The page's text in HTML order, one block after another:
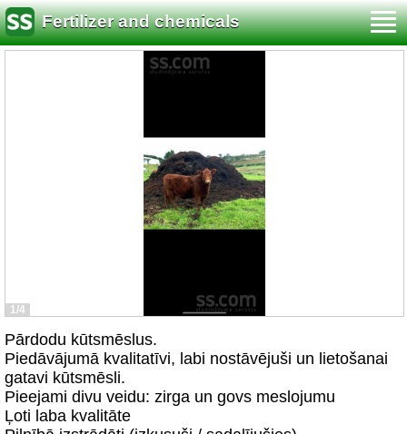
Fertilizer and chemicals
1/4
Pārdodu kūtsmēslus.
Piedāvājumā kvalitatīvi, labi nostāvējuši un lietošanai
gatavi kūtsmēsli.
Pieejami divu veidu: zirga un govs meslojumu
Ļoti laba kvalitāte